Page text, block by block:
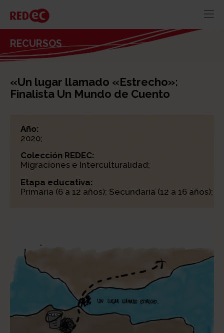
RECURSOS
CONTACTO
RECURSOS
«Un lugar llamado «Estrecho»:
Finalista Un Mundo de Cuento
Año:
2020;
Colección REDEC:
Migraciones e Interculturalidad;
Etapa educativa:
Primaria (6 a 12 años); Secundaria (12 a 16 años);